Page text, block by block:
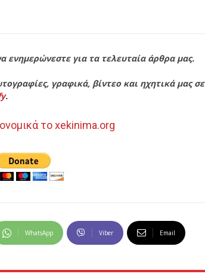
ενημερώνεστε για τα τελευταία άρθρα μας.
γραφικά, βίντεο και ηχητικά μας σε
.
το xekinima.org
WhatsApp Viber Email